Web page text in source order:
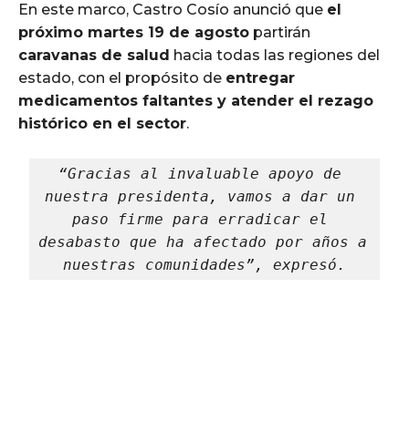
En este marco, Castro Cosío anunció que el
próximo martes 19 de agosto partirán
caravanas de salud hacia todas las regiones del
estado, con el propósito de entregar
medicamentos faltantes y atender el rezago
histórico en el sector.
“Gracias al invaluable apoyo de
nuestra presidenta, vamos a dar un
paso firme para erradicar el
desabasto que ha afectado por años a
nuestras comunidades”, expresó.